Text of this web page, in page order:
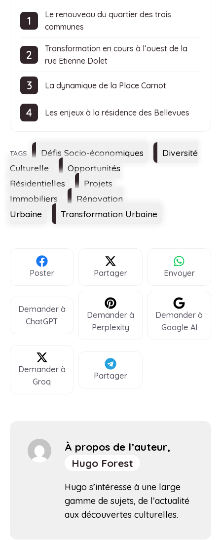
Le renouveau du quartier des trois
communes
Transformation en cours à l’ouest de la
rue Etienne Dolet
La dynamique de la Place Carnot
Les enjeux à la résidence des Bellevues
Étiquettes
Défis Socio-économiques
Diversité
Culturelle
Opportunités
Résidentielles
Projets
Immobiliers
Rénovation
Urbaine
Transformation Urbaine
Poster Partager Envoyer
Demander à
ChatGPT
Demander à
Perplexity
Demander à
Google AI
Demander à
Groq
Partager
À propos de l’auteur,
Hugo Forest
Hugo s’intéresse à une large
gamme de sujets, de l’actualité
aux découvertes culturelles.